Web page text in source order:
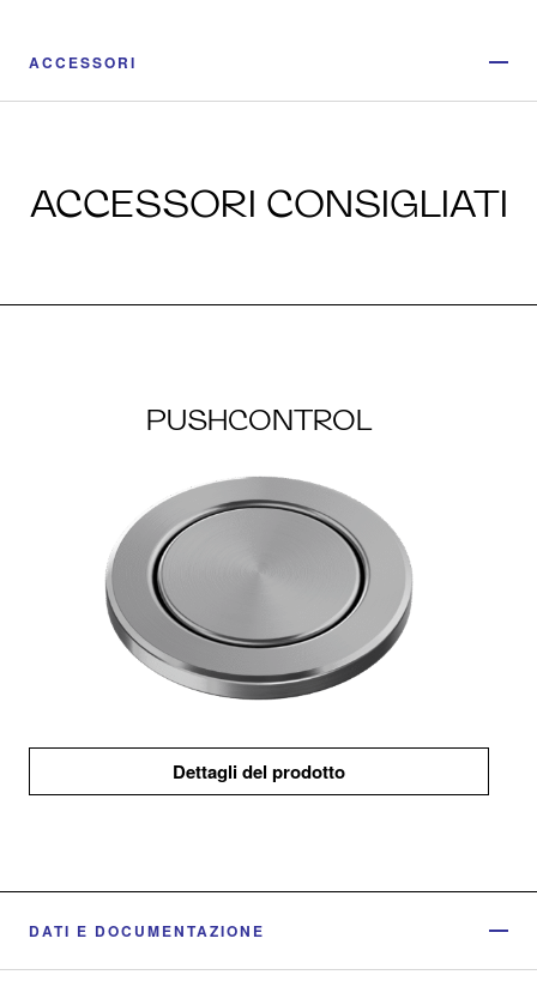
ACCESSORI
ACCESSORI CONSIGLIATI
PUSHCONTROL
Dettagli del prodotto
DATI E DOCUMENTAZIONE